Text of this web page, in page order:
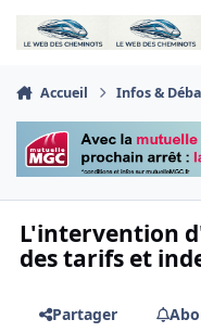
Aller au contenu
Accueil Infos &
L'intervention
des tarifs et
Partager